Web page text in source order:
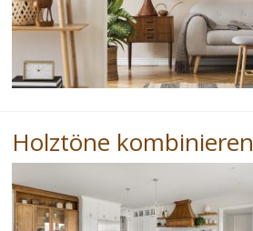
Holztöne kombinieren